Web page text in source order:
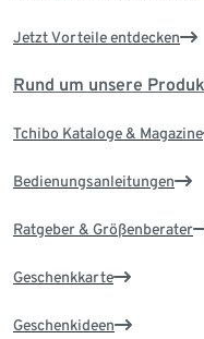
Jetzt Vorteile entdecken
Rund um unsere
Tchibo Kataloge & Magazine
Bedienungsanleitungen
Ratgeber & Größenberater
Geschenkkarte
Geschenkideen